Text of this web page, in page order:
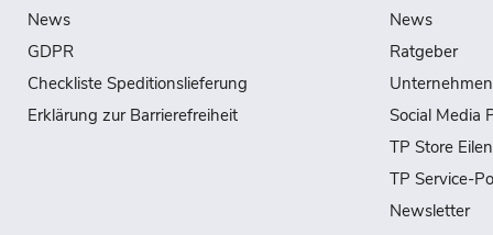
News
GDPR
Checkliste Speditionslieferung
Erklärung zur Barrierefreiheit
News
Ratgeber
Unternehmen
Social Media
TP Store
TP Service-
Newsletter